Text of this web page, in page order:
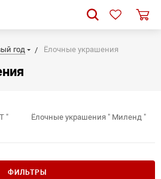
год Ёлочные украшения
" Ёлочные украшения " Миленд "
ФИЛЬТРЫ